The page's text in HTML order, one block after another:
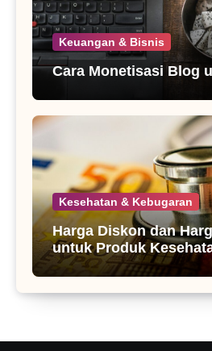
Keuangan & Bisnis
Cara Monetisasi Blog
Kesehatan & Kebugaran
Harga Diskon dan
untuk Produk